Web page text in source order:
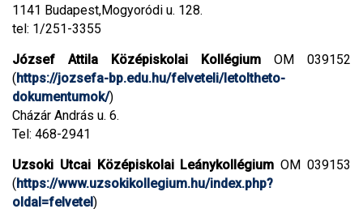
1141 Budapest,Mogyoródi u. 128.
tel: 1/251-3355
József Attila Középiskolai Kollégium OM 039152
(https://jozsefa-bp.edu.hu/felveteli/letoltheto-
dokumentumok/)
Cházár András u. 6.
Tel: 468-2941
Uzsoki Utcai Középiskolai Leánykollégium OM 039153
(https://www.uzsokikollegium.hu/index.php?
oldal=felvetel)